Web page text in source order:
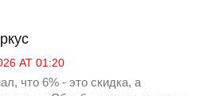
AT 01:20
что 6% - это скидка, а